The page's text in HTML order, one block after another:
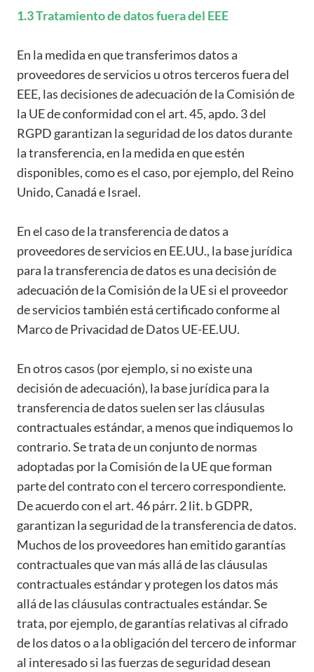
1.3 Tratamiento de datos fuera del EEE
En la medida en que transferimos datos a
proveedores de servicios u otros terceros fuera del
EEE, las decisiones de adecuación de la Comisión de
la UE de conformidad con el art. 45, apdo. 3 del
RGPD garantizan la seguridad de los datos durante
la transferencia, en la medida en que estén
disponibles, como es el caso, por ejemplo, del Reino
Unido, Canadá e Israel.
En el caso de la transferencia de datos a
proveedores de servicios en EE.UU., la base jurídica
para la transferencia de datos es una decisión de
adecuación de la Comisión de la UE si el proveedor
de servicios también está certificado conforme al
Marco de Privacidad de Datos UE-EE.UU.
En otros casos (por ejemplo, si no existe una
decisión de adecuación), la base jurídica para la
transferencia de datos suelen ser las cláusulas
contractuales estándar, a menos que indiquemos lo
contrario. Se trata de un conjunto de normas
adoptadas por la Comisión de la UE que forman
parte del contrato con el tercero correspondiente.
De acuerdo con el art. 46 párr. 2 lit. b GDPR,
garantizan la seguridad de la transferencia de datos.
Muchos de los proveedores han emitido garantías
contractuales que van más allá de las cláusulas
contractuales estándar y protegen los datos más
allá de las cláusulas contractuales estándar. Se
trata, por ejemplo, de garantías relativas al cifrado
de los datos o a la obligación del tercero de informar
al interesado si las fuerzas de seguridad desean